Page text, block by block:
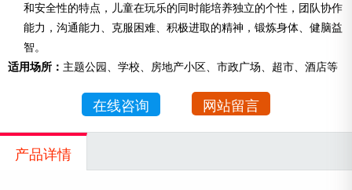
和安全性的特点，儿童在玩乐的同时能培养独立的个性，团队协作
能力，沟通能力、克服困难、积极进取的精神，锻炼身体、健脑益
智。
适用场所： 主题公园、学校、房地产小区、市政广场、超市、酒店等
在线咨询 网站留言
产品详情